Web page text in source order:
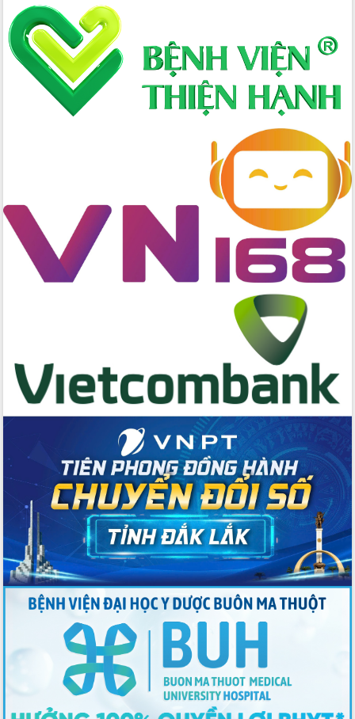
Định vị cà phê Việt Nam như một “di
sản sống” trong dòng chảy toàn cầu
Xây dựng nông thôn mới: Nâng cao đời
sống người dân từ những mô hình thiết
Quyết liệt tháo gỡ vướng mắc, đẩy
nhanh tiến độ các dự án trọng điểm
Đắk Lắk thời kỳ 2021-2030, tầm nhìn
đến năm 2050
Phát động chiến dịch 30 ngày đêm
giải phóng mặt bằng Tuyến đường bộ
ven biển
với Tập đoàn Bưu chính Viễn thông
Việt Nam
Đắk Lắk về phát triển nhân lực y tế
Du lịch Đắk Lắk nâng tầm trải nghiệm
du khách thông qua Hệ thống cơ sở dữ
liệu và Bản đồ số
Tập huấn ứng dụng trí tuệ nhân tạo (AI)
trong thương mại điện tử năm 2026
Đoàn đại biểu Quốc hội tỉnh Đắk Lắk
trao đổi thông tin trước Kỳ họp thứ
nhất, Quốc hội khóa XVI
Quyết liệt cải cách hành chính, khơi
thông nguồn lực phát triển
Nâng cao hiệu lực, hiệu quả HĐND
tỉnh thông qua hiện đại hóa hành chính
Xã Ea Phê gắn cải cách hành chính với
chuyển đổi số
Phó Chủ tịch Thường trực UBND tỉnh